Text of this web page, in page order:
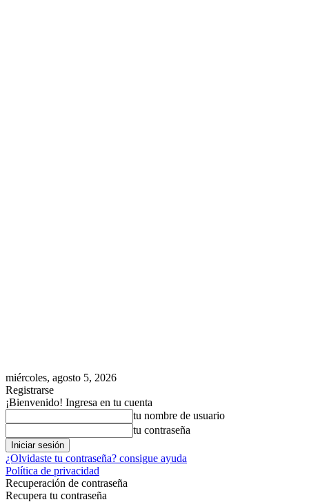
miércoles, agosto 5, 2026
Registrarse
¡Bienvenido! Ingresa en tu cuenta
tu nombre de usuario
tu contraseña
¿Olvidaste tu contraseña? consigue ayuda
Política de privacidad
Recuperación de contraseña
Recupera tu contraseña